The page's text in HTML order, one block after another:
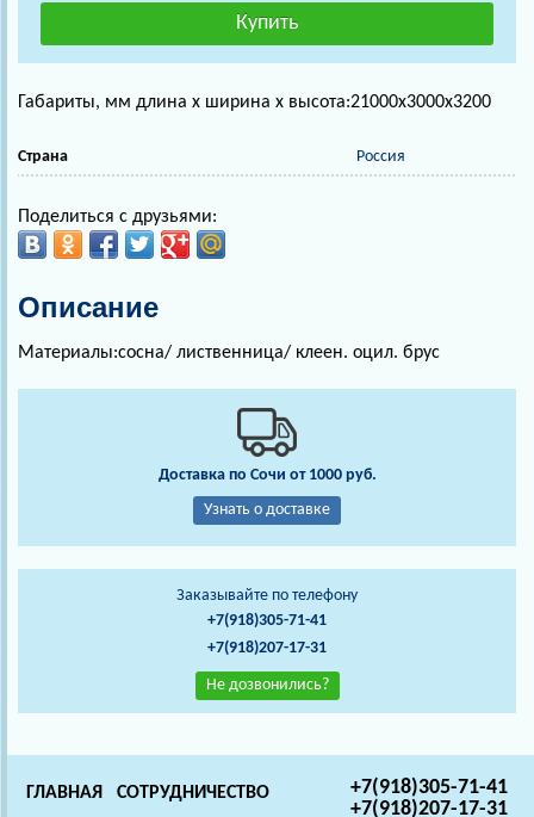
Габариты, мм длина х ширина х высота:21000х3000х3200
Страна Россия
Поделиться с друзьями:
Описание
Материалы:сосна/ лиственница/ клеен. оцил. брус
Доставка по Сочи от 1000 руб.
Узнать о доставке
Заказывайте по телефону
+7(918)305-71-41
+7(918)207-17-31
Не дозвонились?
+7(918)305-71-41
+7(918)207-17-31
ГЛАВНАЯ СОТРУДНИЧЕСТВО